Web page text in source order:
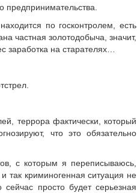
предпринимательства.
по госконтролем, есть
частная золотодобыча, значит,
заработка на старателях…
террора фактически, который
что это обязательно
с которым я переписываюсь,
так криминогенная ситуация не
просто будет серьезная